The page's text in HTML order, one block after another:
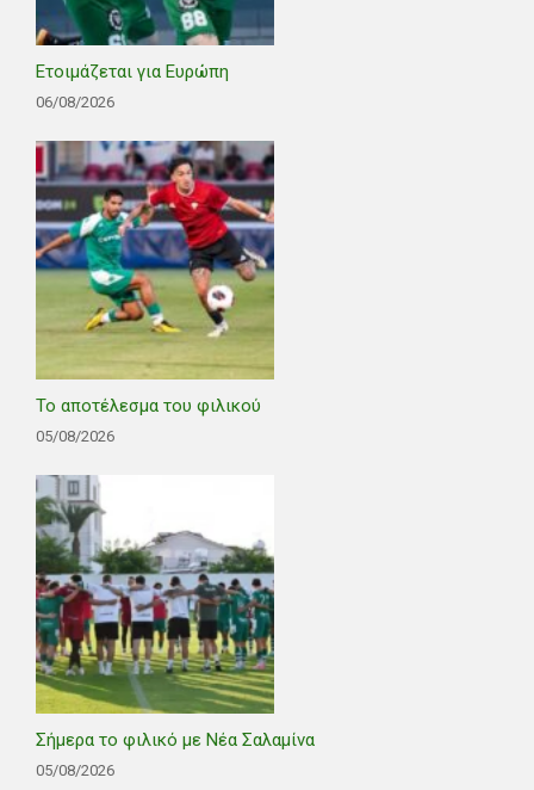
Ετοιμάζεται για Ευρώπη
06/08/2026
Το αποτέλεσμα του φιλικού
05/08/2026
Σήμερα το φιλικό με Νέα Σαλαμίνα
05/08/2026